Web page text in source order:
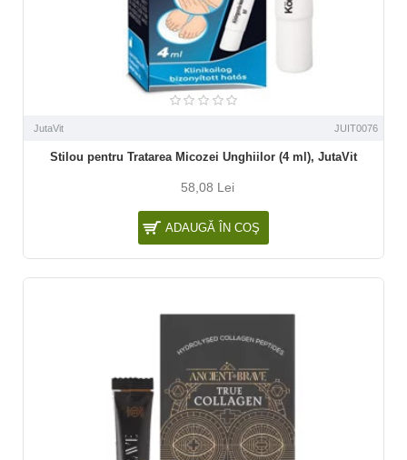
JutaVit JUIT0076
Stilou pentru Tratarea Micozei Unghiilor (4 ml), JutaVit
58,08 Lei
ADAUGĂ ÎN COŞ